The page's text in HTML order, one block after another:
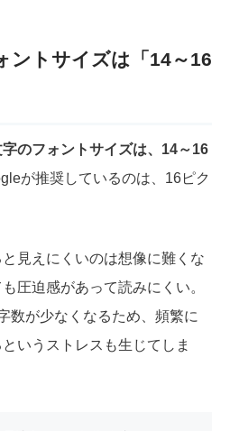
ントサイズは「14～16
のフォントサイズは、14～16
が推奨しているのは、16ピク
見えにくいのは想像に難くな
圧迫感があって読みにくい。
数が少なくなるため、頻繁に
いうストレスも生じてしま